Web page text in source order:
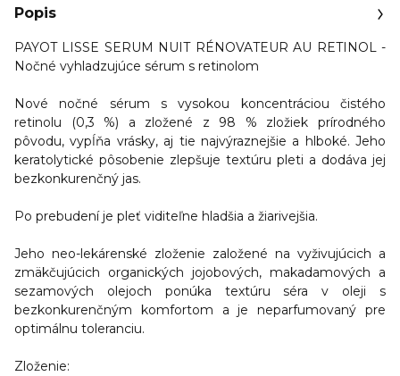
Popis
PAYOT LISSE SERUM NUIT RÉNOVATEUR AU RETINOL -
Nočné vyhladzujúce sérum s retinolom
Nové nočné sérum s vysokou koncentráciou čistého
retinolu (0,3 %) a zložené z 98 % zložiek prírodného
pôvodu, vypĺňa vrásky, aj tie najvýraznejšie a hlboké. Jeho
keratolytické pôsobenie zlepšuje textúru pleti a dodáva jej
bezkonkurenčný jas.
Po prebudení je pleť viditeľne hladšia a žiarivejšia.
Jeho neo-lekárenské zloženie založené na vyživujúcich a
zmäkčujúcich organických jojobových, makadamových a
sezamových olejoch ponúka textúru séra v oleji s
bezkonkurenčným komfortom a je neparfumovaný pre
optimálnu toleranciu.
Zloženie: